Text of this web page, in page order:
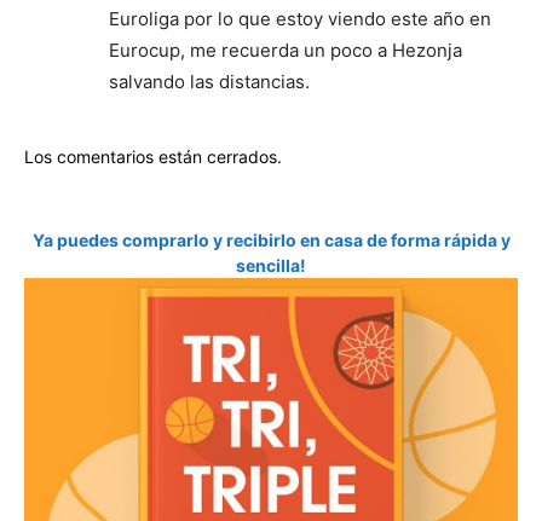
Euroliga por lo que estoy viendo este año en
Eurocup, me recuerda un poco a Hezonja
salvando las distancias.
Los comentarios están cerrados.
Ya puedes comprarlo y recibirlo en casa de forma rápida y
sencilla!